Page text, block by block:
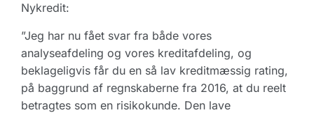
Nykredit:
”Jeg har nu fået svar fra både vores
analyseafdeling og vores kreditafdeling, og
beklageligvis får du en så lav kreditmæssig rating,
på baggrund af regnskaberne fra 2016, at du reelt
betragtes som en risikokunde. Den lave